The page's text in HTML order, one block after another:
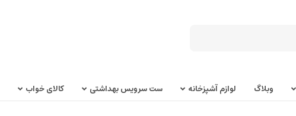
وبلاگ لوازم آشپزخانه ست سرویس بهداشتی کالای خواب